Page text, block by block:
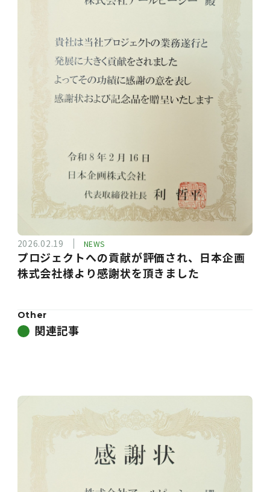
2026.02.19 NEWS
プロジェクトへの貢献が評価され、日本企画
株式会社様より感謝状を頂きました
Other
関連記事